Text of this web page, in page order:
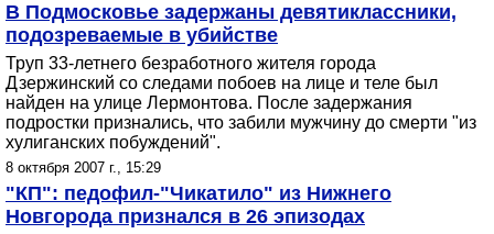
В Подмосковье задержаны девятиклассники,
подозреваемые в убийстве
Труп 33-летнего безработного жителя города
Дзержинский со следами побоев на лице и теле был
найден на улице Лермонтова. После задержания
подростки признались, что забили мужчину до смерти "из
хулиганских побуждений".
8 октября 2007 г., 15:29
"КП": педофил-"Чикатило" из Нижнего
Новгорода признался в 26 эпизодах